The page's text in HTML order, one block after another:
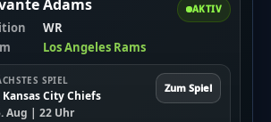
AKTIV
Adams
WR
Los Angeles Rams
SPIEL
Kansas City Chiefs
Aug | 22 Uhr
Zum Spiel